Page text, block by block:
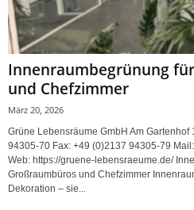
Innenraumbegrünung
und Chefzimmer
März 20, 2026
Grüne Lebensräume GmbH Am Gartenhof
94305-70 Fax: +49 (0)2137 94305-79
Web: https://gruene-lebensraeume.de/
Großraumbüros und Chefzimmer
Dekoration – sie...